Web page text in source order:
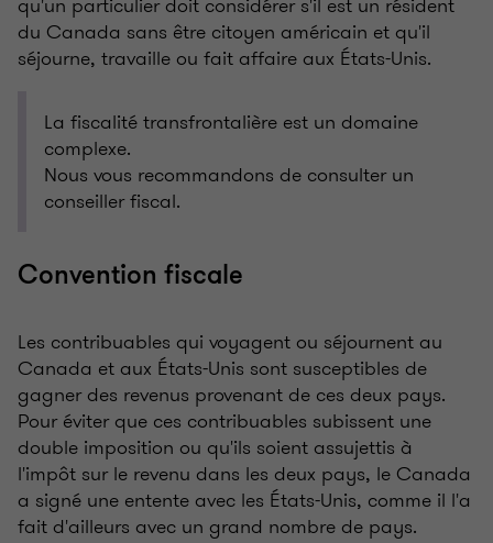
qu'un particulier doit considérer s'il est un résident
du Canada sans être citoyen américain et qu'il
séjourne, travaille ou fait affaire aux États-Unis.
La fiscalité transfrontalière est un domaine
complexe.
Nous vous recommandons de consulter un
conseiller fiscal.
Convention fiscale
Les contribuables qui voyagent ou séjournent au
Canada et aux États-Unis sont susceptibles de
gagner des revenus provenant de ces deux pays.
Pour éviter que ces contribuables subissent une
double imposition ou qu'ils soient assujettis à
l'impôt sur le revenu dans les deux pays, le Canada
a signé une entente avec les États-Unis, comme il l'a
fait d'ailleurs avec un grand nombre de pays.